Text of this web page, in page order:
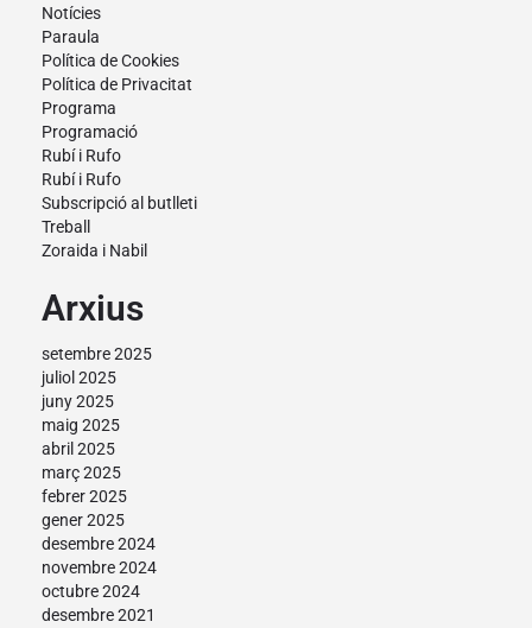
Notícies
Paraula
Política de Cookies
Política de Privacitat
Programa
Programació
Rubí i Rufo
Rubí i Rufo
Subscripció al butlleti
Treball
Zoraida i Nabil
Arxius
setembre 2025
juliol 2025
juny 2025
maig 2025
abril 2025
març 2025
febrer 2025
gener 2025
desembre 2024
novembre 2024
octubre 2024
desembre 2021